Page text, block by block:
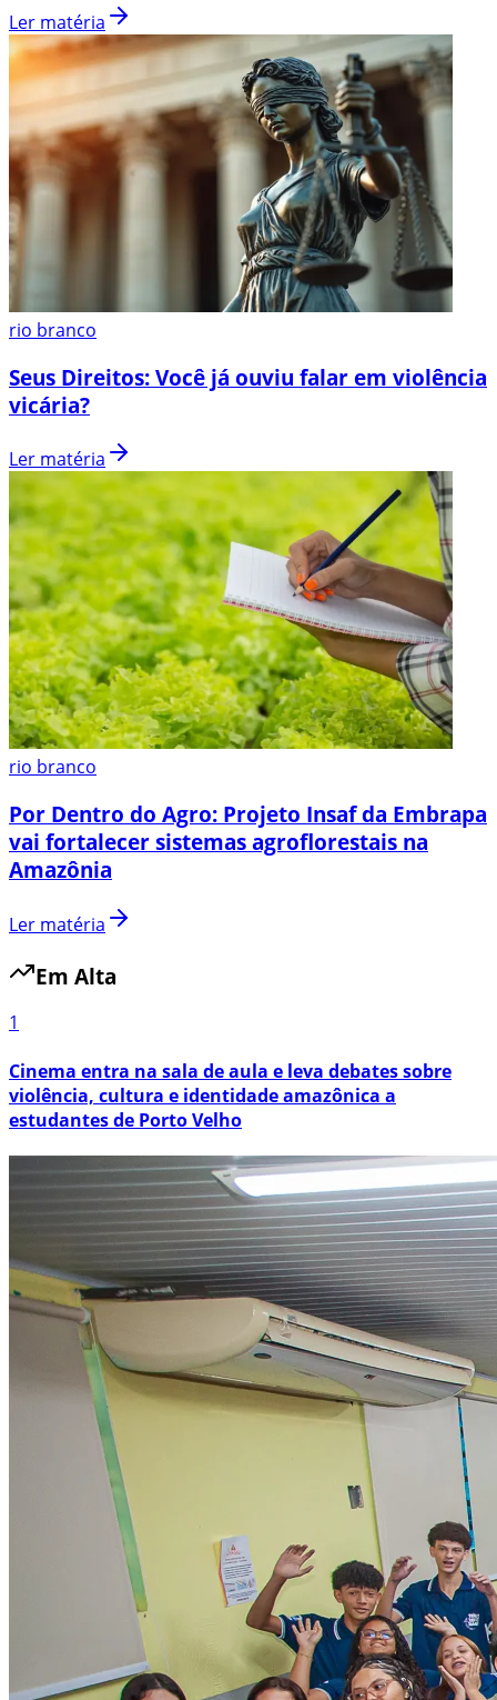
Ler matéria
rio branco
Seus Direitos: Você já ouviu falar em violência
vicária?
Ler matéria
rio branco
Por Dentro do Agro: Projeto Insaf da Embrapa
vai fortalecer sistemas agroflorestais na
Amazônia
Ler matéria
Em Alta
1
Cinema entra na sala de aula e leva debates sobre
violência, cultura e identidade amazônica a
estudantes de Porto Velho